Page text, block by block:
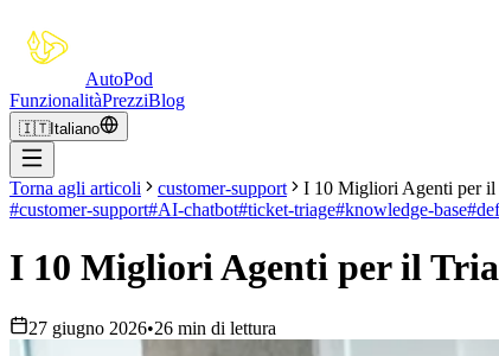
AutoPod
FunzionalitàPrezziBlog
🇮🇹Italiano
Torna agli articoli customer-support
I 10 Migliori Agenti per il
#customer-support#AI-chatbot#ticket-triage#knowledge-base#
I 10 Migliori Agenti per il
27 giugno 2026•26 min di lettura